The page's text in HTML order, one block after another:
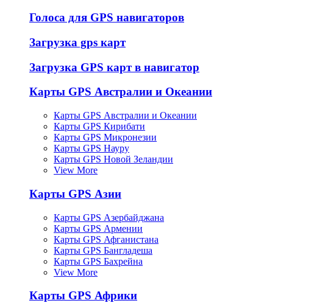
Голоса для GPS навигаторов
Загрузка gps карт
Загрузка GPS карт в навигатор
Карты GPS Австралии и Океании
Карты GPS Австралии и Океании
Карты GPS Кирибати
Карты GPS Микронезии
Карты GPS Науру
Карты GPS Новой Зеландии
View More
Карты GPS Азии
Карты GPS Азербайджана
Карты GPS Армении
Карты GPS Афганистана
Карты GPS Бангладеша
Карты GPS Бахрейна
View More
Карты GPS Африки